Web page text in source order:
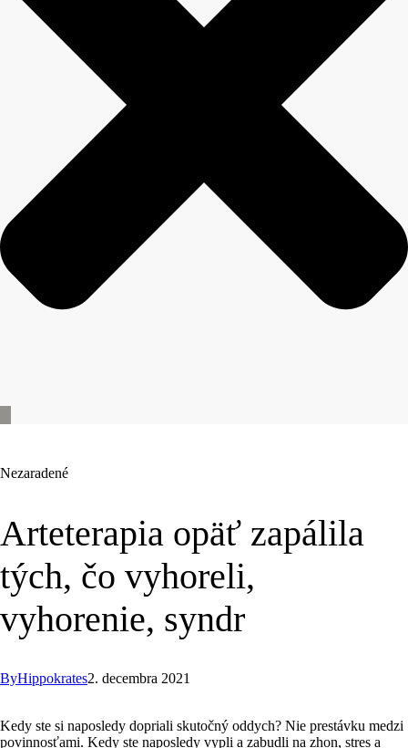
Nezaradené
Arteterapia opäť zapálila
tých, čo vyhoreli,
vyhorenie, syndr
ByHippokrates2. decembra 2021
Kedy ste si naposledy dopriali skutočný oddych? Nie prestávku medzi
povinnosťami. Kedy ste naposledy vypli a zabudli na zhon, stres a